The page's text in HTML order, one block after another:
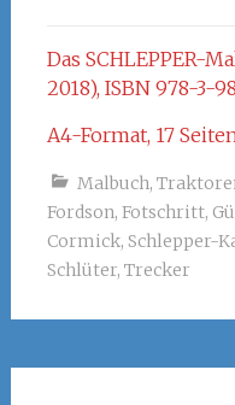
Das SCHLEPPER-
2018), ISBN 978-3-
A4-Format, 17
Malbuch,
Fordson, Fotschritt,
Cormick, Schlepper-
Schlüter, Trecker